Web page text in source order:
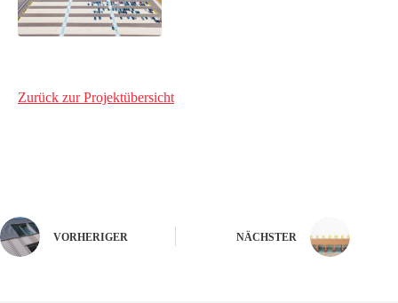
Zurück zur Projektübersicht
VORHERIGER NÄCHSTER